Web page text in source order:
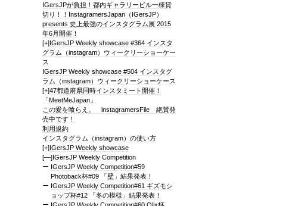
IGersJPが負担！都内ギャラリービル一棟貸
切り！！InstagramersJapan（IGersJP）
presents 史上最強のインスタグラム展 2015
年6月開催！
[+]IGersJP Weekly showcase #364 インスタ
グラム（instagram）ウィークリーショーケー
ス
IGersJP Weekly showcase #504 インスタグ
ラム（instagram）ウィークリーショーケース
[+]47都道府県同時インスタミート開催！
「MeetMeJapan」
この愛を喰らえ。 instagramersFile 絶賛発
売中です！
利用規約
インスタグラム（instagram）の使い方
[+]IGersJP Weekly showcase
[—]IGersJP Weekly Competition
IGersJP Weekly Competition#59
Photoback杯#09 「壁」結果発表！
IGersJP Weekly Competition#61 ギズモシ
ョップ杯#12 「冬の模様」結果発表！